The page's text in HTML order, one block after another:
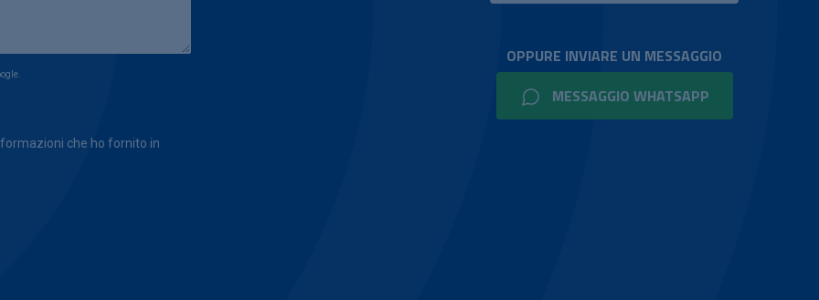
che ho fornito in
OPPURE INVIARE UN MESSAGGIO
MESSAGGIO WHATSAPP